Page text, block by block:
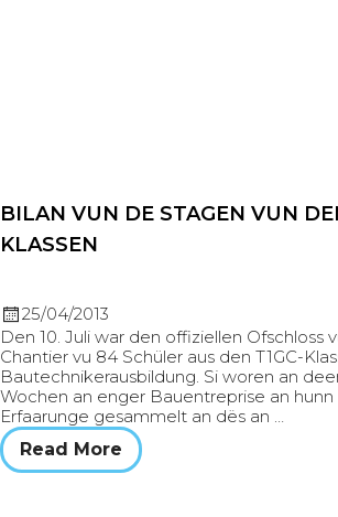
BILAN VUN DE STAGEN VUN
KLASSEN
25/04/2013
Den 10. Juli war den offiziellen Ofschloss
Chantier vu 84 Schüler aus den T1GC-
Bautechnikerausbildung. Si woren an
Wochen an enger Bauentreprise an
Erfaarunge gesammelt an dës an …
Read More